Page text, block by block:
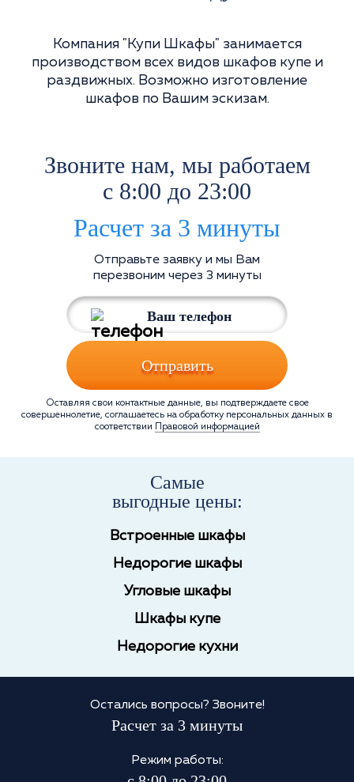
Компания "Купи Шкафы" занимается
производством всех видов шкафов купе и
раздвижных. Возможно изготовление
шкафов по Вашим эскизам.
Звоните нам, мы работаем
с 8:00 до 23:00
Расчет за 3 минуты
Отправьте заявку и мы Вам
перезвоним через 3 минуты
Отправить
Оставляя свои контактные данные, вы подтверждаете свое
совершеннолетие, соглашаетесь на обработку персональных данных в
соответствии
Правовой информацией
Самые
выгодные цены:
Встроенные шкафы
Недорогие шкафы
Угловые шкафы
Шкафы купе
Недорогие кухни
Остались вопросы? Звоните!
Расчет за 3 минуты
Режим работы: